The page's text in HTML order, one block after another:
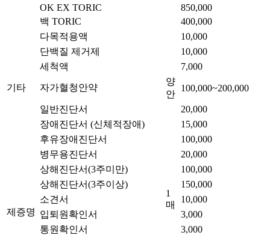
OK EX TORIC
850,000
백 TORIC
400,000
다목적용액
10,000
단백질 제거제
10,000
세척액
7,000
기타 자가혈청안약
양
안
100,000~200,000
제증명
일반진단서
1
매
20,000
장애진단서 (신체적장애)
15,000
후유장애진단서
100,000
병무용진단서
20,000
상해진단서(3주미만)
100,000
상해진단서(3주이상)
150,000
소견서
10,000
입퇴원확인서
3,000
통원확인서
3,000